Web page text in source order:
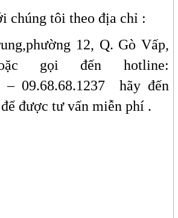
chúng tôi theo địa chỉ :
12, Q. Gò Vấp,
gọi đến hotline:
– 09.68.68.1237 hãy đến
được tư vấn miễn phí .